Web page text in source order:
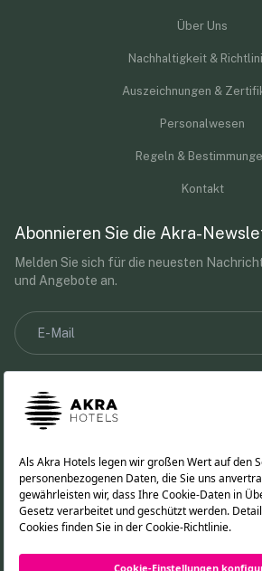
Über Uns
Nachhaltigkeit &
Auszeichnungen &
Personalwesen
Regeln &
Kontakt
Abonnieren Sie die Akra-
Melden Sie sich für die neuesten
und Angebote an.
Durch die Angabe Ihrer E-Mail-Adresse
einverstanden, Marketingmitteilungen von
Folgen Sie uns!